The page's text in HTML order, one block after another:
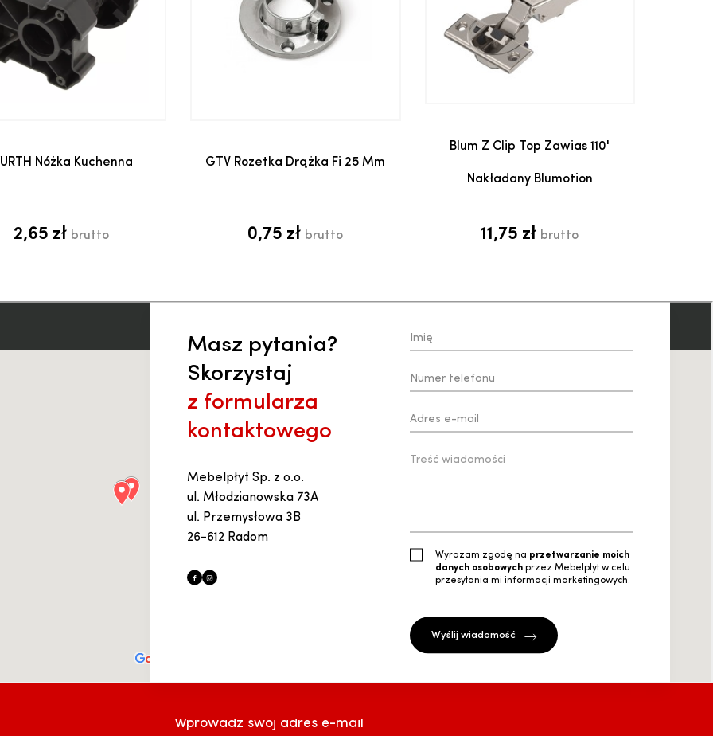
Nóżka Kuchenna
2,65 zł brutto
GTV Rozetka Drążka Fi 25 Mm
0,75 zł brutto
Blum Z Clip Top Zawias 110'
Nakładany Blumotion
11,75 zł brutto
Masz pytania?
Skorzystaj
z formularza
kontaktowego
Mebelpłyt Sp. z o.o.
ul. Młodzianowska 73A
ul. Przemysłowa 3B
26-612 Radom
Wyrażam zgodę na przetwarzanie moich
danych osobowychprzez Mebelpłyt w celu
przesyłania mi informacji marketingowych.
Wprowadź swój adres e-mail